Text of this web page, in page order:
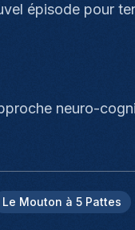
épisode pour
neuro-
Le Mouton à 5 Pattes